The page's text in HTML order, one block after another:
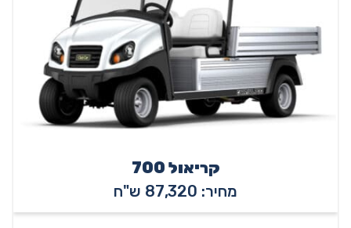
קריאול 700
מחיר: 87,320 ש"ח